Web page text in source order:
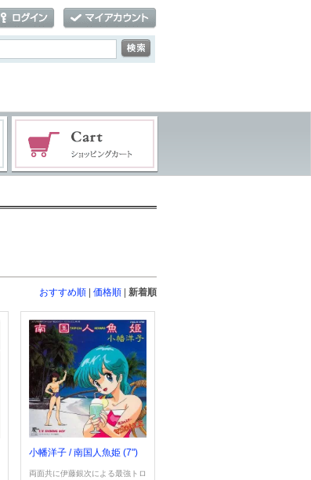
おすすめ順 価格順 新着順
小幡洋子 / 南国人魚姫 (7")
両面共に伊藤銀次による最強トロ